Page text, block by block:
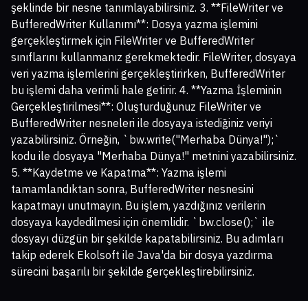
şeklinde bir nesne tanımlayabilirsiniz. 3. **FileWriter ve
BufferedWriter Kullanımı**: Dosya yazma işlemini
gerçekleştirmek için FileWriter ve BufferedWriter
sınıflarını kullanmanız gerekmektedir. FileWriter, dosyaya
veri yazma işlemlerini gerçekleştirirken, BufferedWriter
bu işlemi daha verimli hale getirir. 4. **Yazma İşleminin
Gerçekleştirilmesi**: Oluşturduğunuz FileWriter ve
BufferedWriter nesneleri ile dosyaya istediğiniz veriyi
yazabilirsiniz. Örneğin, `bw.write("Merhaba Dünya!");`
kodu ile dosyaya "Merhaba Dünya!" metnini yazabilirsiniz.
5. **Kaydetme ve Kapatma**: Yazma işlemi
tamamlandıktan sonra, BufferedWriter nesnesini
kapatmayı unutmayın. Bu işlem, yazdığınız verilerin
dosyaya kaydedilmesi için önemlidir. `bw.close();` ile
dosyayı düzgün bir şekilde kapatabilirsiniz. Bu adımları
takip ederek Ekolsoft ile Java'da bir dosya yazdırma
sürecini başarılı bir şekilde gerçekleştirebilirsiniz.